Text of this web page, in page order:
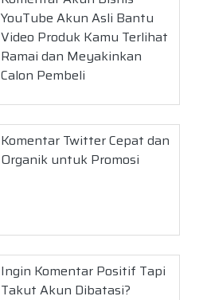
YouTube Akun Asli Bantu
Video Produk Kamu Terlihat
Ramai dan Meyakinkan
Calon Pembeli
Komentar Twitter Cepat dan
Organik untuk Promosi
Ingin Komentar Positif Tapi
Takut Akun Dibatasi?